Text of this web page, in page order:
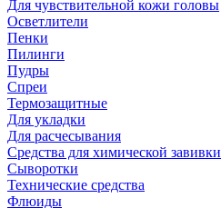
Для чувствительной кожи головы
Осветлители
Пенки
Пилинги
Пудры
Спреи
Термозащитные
Для укладки
Для расчесывания
Средства для химической завивки
Сыворотки
Технические средства
Флюиды